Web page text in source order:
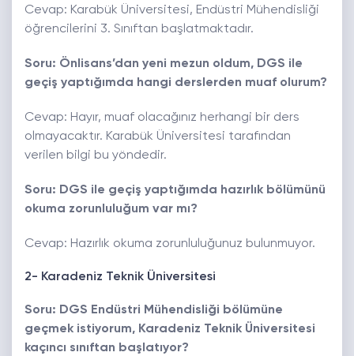
Cevap: Karabük Üniversitesi, Endüstri Mühendisliği
öğrencilerini 3. Sınıftan başlatmaktadır.
Soru: Önlisans’dan yeni mezun oldum, DGS ile
geçiş yaptığımda hangi derslerden muaf olurum?
Cevap: Hayır, muaf olacağınız herhangi bir ders
olmayacaktır. Karabük Üniversitesi tarafından
verilen bilgi bu yöndedir.
Soru: DGS ile geçiş yaptığımda hazırlık bölümünü
okuma zorunluluğum var mı?
Cevap: Hazırlık okuma zorunluluğunuz bulunmuyor.
2- Karadeniz Teknik Üniversitesi
Soru: DGS Endüstri Mühendisliği bölümüne
geçmek istiyorum, Karadeniz Teknik Üniversitesi
kaçıncı sınıftan başlatıyor?